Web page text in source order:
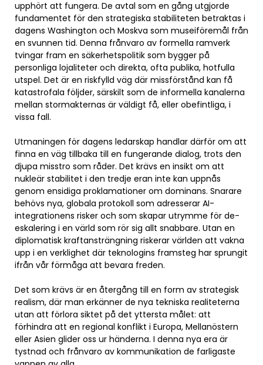
upphört att fungera. De avtal som en gång utgjorde
fundamentet för den strategiska stabiliteten betraktas i
dagens Washington och Moskva som museiföremål från
en svunnen tid. Denna frånvaro av formella ramverk
tvingar fram en säkerhetspolitik som bygger på
personliga lojaliteter och direkta, ofta publika, hotfulla
utspel. Det är en riskfylld väg där missförstånd kan få
katastrofala följder, särskilt som de informella kanalerna
mellan stormakternas är väldigt få, eller obefintliga, i
vissa fall.
Utmaningen för dagens ledarskap handlar därför om att
finna en väg tillbaka till en fungerande dialog, trots den
djupa misstro som råder. Det krävs en insikt om att
nukleär stabilitet i den tredje eran inte kan uppnås
genom ensidiga proklamationer om dominans. Snarare
behövs nya, globala protokoll som adresserar AI-
integrationens risker och som skapar utrymme för de-
eskalering i en värld som rör sig allt snabbare. Utan en
diplomatisk kraftansträngning riskerar världen att vakna
upp i en verklighet där teknologins framsteg har sprungit
ifrån vår förmåga att bevara freden.
Det som krävs är en återgång till en form av strategisk
realism, där man erkänner de nya tekniska realiteterna
utan att förlora siktet på det yttersta målet: att
förhindra att en regional konflikt i Europa, Mellanöstern
eller Asien glider oss ur händerna. I denna nya era är
tystnad och frånvaro av kommunikation de farligaste